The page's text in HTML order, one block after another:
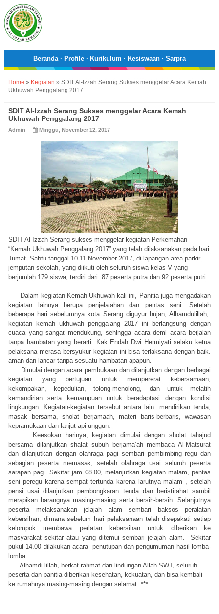
Beranda· Profile · Kurikulum · Kesiswaan · Sarpra
Home » Kegiatan » SDIT Al-Izzah Serang Sukses menggelar Acara Kemah
Ukhuwah Penggalang 2017
SDIT Al-Izzah Serang Sukses menggelar Acara Kemah
Ukhuwah Penggalang 2017
Admin Minggu, November 12, 2017
SDIT Al-Izzah Serang sukses menggelar kegiatan Perkemahan
“Kemah Ukhuwah Penggalang 2017” yang telah dilaksanakan pada hari
Jumat- Sabtu tanggal 10-11 November 2017, di lapangan area parkir
jemputan sekolah, yang diikuti oleh seluruh siswa kelas V yang
berjumlah 179 siswa, terdiri dari 87 peserta putra dan 92 peserta putri.
Dalam kegiatan Kemah Ukhuwah kali ini, Panitia juga mengadakan
kegiatan lainnya berupa penjelajahan dan pentas seni. Setelah
beberapa hari sebelumnya kota Serang diguyur hujan, Alhamdulillah,
kegiatan kemah ukhuwah penggalang 2017 ini berlangsung dengan
cuaca yang sangat mendukung, sehingga acara demi acara berjalan
tanpa hambatan yang berarti. Kak Endah Dwi Hermiyati selaku ketua
pelaksana merasa bersyukur kegiatan ini bisa terlaksana dengan baik,
aman dan lancar tanpa sesuatu hambatan apapun.
Dimulai dengan acara pembukaan dan dilanjutkan dengan berbagai
kegiatan yang bertujuan untuk mempererat kebersamaan,
kekompakan, kepedulian, tolong-menolong, dan untuk melatih
kemandirian serta kemampuan untuk beradaptasi dengan kondisi
lingkungan. Kegiatan-kegiatan tersebut antara lain: mendirikan tenda,
masak bersama, sholat berjamaah, materi baris-berbaris, wawasan
kepramukaan dan lanjut api unggun.
Keesokan harinya, kegiatan dimulai dengan sholat tahajud
bersama dilanjutkan shalat subuh berjama’ah membaca Al-Matsurat
dan dilanjutkan dengan olahraga pagi sembari pembimbing regu dan
sebagian peserta memasak, setelah olahraga usai seluruh peserta
sarapan pagi. Sekitar jam 08.00, melanjutkan kegiatan malam, pentas
seni peregu karena sempat tertunda karena larutnya malam , setelah
pensi usai dilanjutkan pembongkaran tenda dan beristirahat sambil
merapikan barangnya masing-masing serta bersih-bersih. Selanjutnya
peserta melaksanakan jelajah alam sembari baksos peralatan
kebersihan, dimana sebelum hari pelaksanaan telah disepakati setiap
kelompok membawa perlatan kebersihan untuk diberikan ke
masyarakat sekitar atau yang ditemui sembari jelajah alam.
Sekitar
pukul 14.00 dilakukan acara penutupan dan pengumuman hasil lomba-
lomba.
Alhamdulillah, berkat rahmat dan lindungan Allah SWT, seluruh
peserta dan panitia diberikan kesehatan, kekuatan, dan bisa kembali
ke rumahnya masing-masing dengan selamat. ***